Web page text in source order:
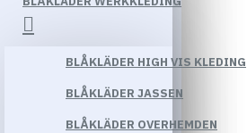
BLÅKLÄDER HIGH VIS KLEDING
BLÅKLÄDER JASSEN
BLÅKLÄDER OVERHEMDEN